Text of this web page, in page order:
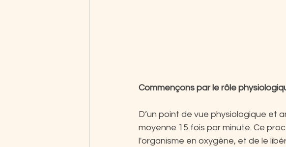
Commençons par le rôle
D’un point de vue physiologique et
moyenne 15 fois par minute. Ce
l'organisme en oxygène, et de le